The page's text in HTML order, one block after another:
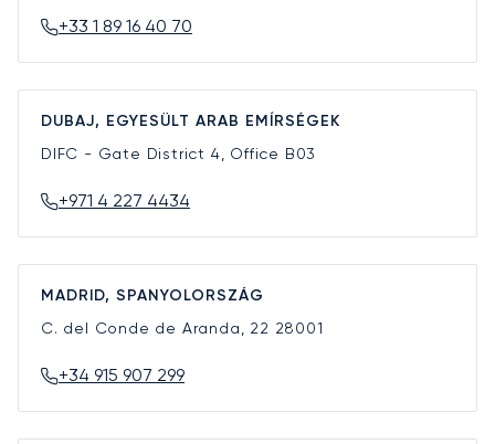
+33 1 89 16 40 70
DUBAJ, EGYESÜLT ARAB EMÍRSÉGEK
DIFC - Gate District 4, Office B03
+971 4 227 4434
MADRID, SPANYOLORSZÁG
C. del Conde de Aranda, 22 28001
+34 915 907 299